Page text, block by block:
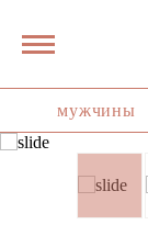
мужчины